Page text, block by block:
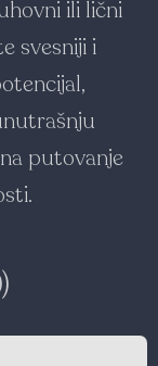
ili lični
svesniji i
putovanje